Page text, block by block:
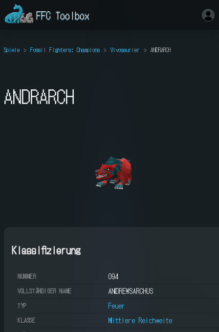
FFC Toolbox
Spiele Fossil Fighters: Champions Vivosaurier ANDRARCH
ANDRARCH
Klassifizierung
NUMMER 094
VOLLSTÄNDIGER NAME ANDREWSARCHUS
TYP Feuer
KLASSE Mittlere Reichweite